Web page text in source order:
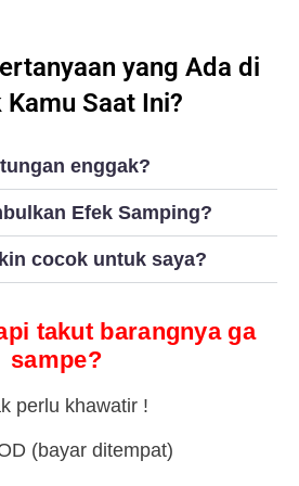
yang Ada di
Kamu Saat Ini?
enggak?
Efek Samping?
cocok untuk saya?
takut barangnya ga
sampe?
perlu khawatir !
(bayar ditempat)